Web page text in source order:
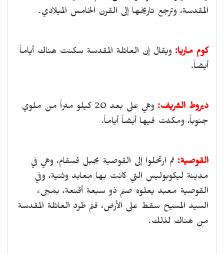
المقدسة، وترجع تاريخها إلى القرن الخامس الميلادي.
كوم ماريا: ويقال إن العائلة المقدسة سكنت هناك أياماً
أيضاً.
ديروط الشريف:
وهي على بعد 20 كيلو متراً من ملوي
جنوباً، ومكثت فيها أيضاً أياماً.
القوصية: ثم ارتحلوا إلى القوصية بجبل قسقام، وهي في
مدينة ليكوبوليس التي كانت بها معابد وثنية، وفي
القوصية معبد يعلوه صنم ذو سبعة أقنعة، بمجىء
السيد المسيح سقط على الأرض، فتم طرد العائلة المقدسة
من هناك لذلك.